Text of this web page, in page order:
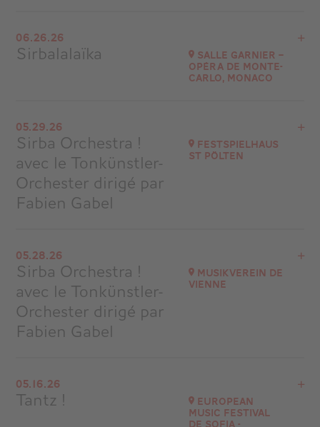
Festival de musique de Toulon
at 21H30
06.26.26
Sirbalalaïka Salle Garnier –
Opéra de Monte-
Carlo, Monaco
Salle Garnier – Opéra de Monte-Carlo, Monaco
at 20H00
Go to site
Buy your tickets
05.29.26
Sirba Orchestra !
avec le Tonkünstler-
Orchester dirigé par
Fabien Gabel
Festspielhaus
St Pölten
Autriche
at 19H30
Go to site
05.28.26
Sirba Orchestra !
avec le Tonkünstler-
Orchester dirigé par
Fabien Gabel
Musikverein de
Vienne
Autriche
at20H00
05.16.26
Tantz ! European
Music Festival